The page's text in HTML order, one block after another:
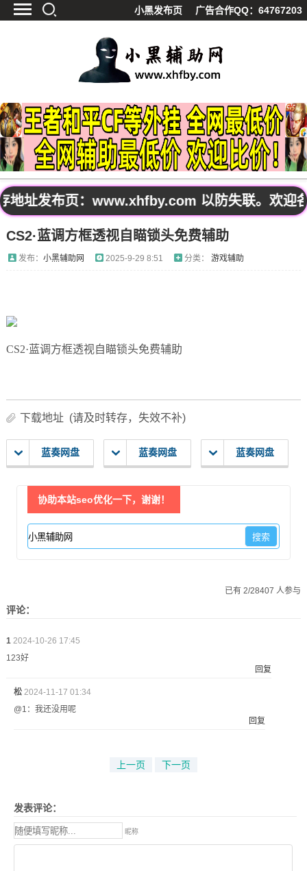
小黑发布页 广告合作QQ：64767203
精品软件
源码分享
资源宝库
影视解析
站内公告
址发布页：www.xhfby.com 以防失联。欢迎
CS2·蓝调方框透视自瞄锁头免费辅助
发布： 小黑辅助网 2025-9-29 8:51 分类： 游戏辅助
CS2·蓝调方框透视自瞄锁头免费辅助
下载地址 (请及时转存，失效不补)
蓝奏网盘 蓝奏网盘 蓝奏网盘
协助本站seo优化一下，谢谢！
已有 2/28407 人参与
评论：
1 2024-10-26 17:45
123好
回复
松 2024-11-17 01:34
@1：我还没用呢
回复
上一页 下一页
发表评论：
昵称